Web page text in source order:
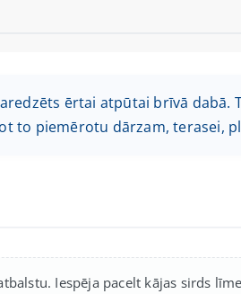
ērtai atpūtai brīvā dabā.
to piemērotu dārzam, terasei,
Iespēja pacelt kājas sirds